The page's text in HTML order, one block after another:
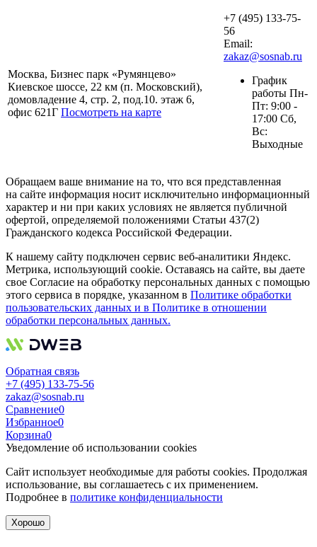
Москва, Бизнес парк «Румянцево»
Киевское шоссе, 22 км (п. Московский),
домовладение 4, стр. 2, под.10. этаж 6,
офис 621Г Посмотреть на карте
+7 (495) 133-75-
56
Email:
zakaz@sosnab.ru
График
работы Пн-
Пт: 9:00 -
17:00 Сб,
Вс:
Выходные
Обращаем ваше внимание на то, что вся представленная
на сайте информация носит исключительно информационный
характер и ни при каких условиях не является публичной
офертой, определяемой положениями Статьи 437(2)
Гражданского кодекса Российской Федерации.
К нашему сайту подключен сервис веб-аналитики Яндекс.
Метрика, использующий cookie. Оставаясь на сайте, вы даете
свое Согласие на обработку персональных данных с помощью
этого сервиса в порядке, указанном в Политике обработки
пользовательских данных и в Политике в отношении
обработки персональных данных.
Обратная связь
+7 (495) 133-75-56
zakaz@sosnab.ru
Сравнение0
Избранное0
Корзина0
Уведомление об использовании cookies
Сайт использует необходимые для работы cookies. Продолжая
использование, вы соглашаетесь с их применением.
Подробнее в политике конфиденциальности
Хорошо